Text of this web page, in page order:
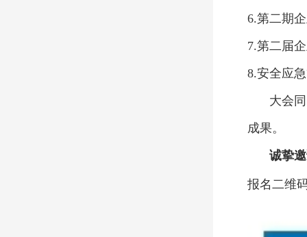
6.第二期
7.第二届
8.安全应
大会
成果。
诚挚
报名二维